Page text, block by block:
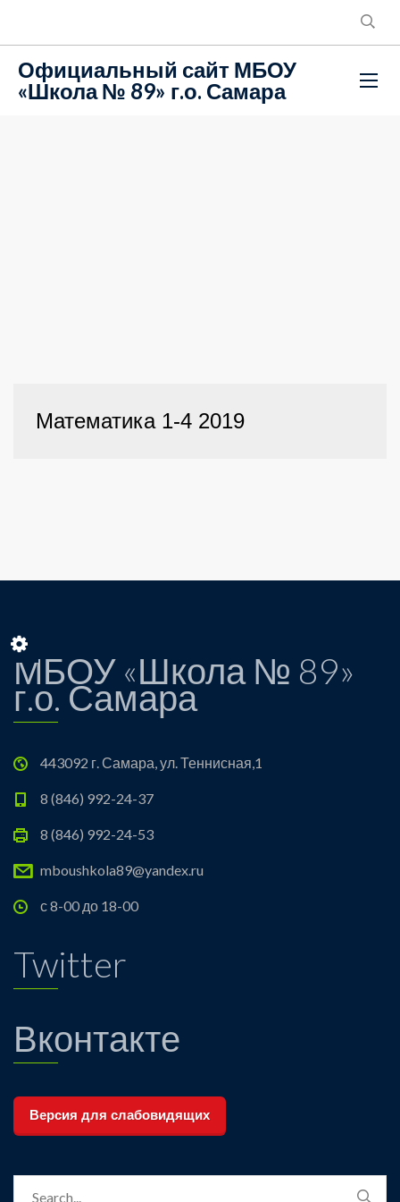
Официальный сайт МБОУ
«Школа № 89» г.о. Самара
Математика 1-4 2019
МБОУ «Школа № 89»
г.о. Самара
443092 г. Самара, ул. Теннисная,1
8 (846) 992-24-37
8 (846) 992-24-53
mboushkola89@yandex.ru
с 8-00 до 18-00
Twitter
Вконтакте
Версия для слабовидящих